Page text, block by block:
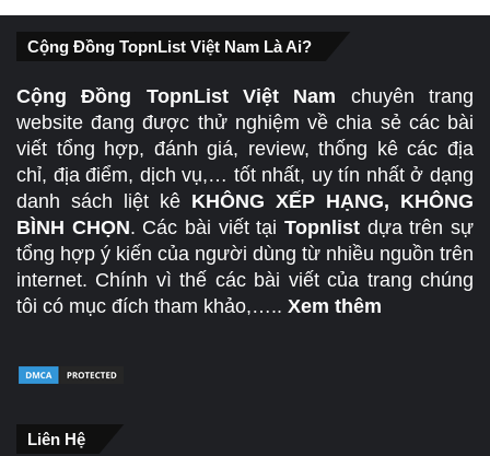
Cộng Đồng TopnList Việt Nam Là Ai?
Cộng Đồng TopnList Việt Nam chuyên trang
website đang được thử nghiệm về chia sẻ các bài
viết tổng hợp, đánh giá, review, thống kê các địa
chỉ, địa điểm, dịch vụ,… tốt nhất, uy tín nhất ở dạng
danh sách liệt kê KHÔNG XẾP HẠNG, KHÔNG
BÌNH CHỌN. Các bài viết tạiTopnlist dựa trên sự
tổng hợp ý kiến của người dùng từ nhiều nguồn trên
internet. Chính vì thế các bài viết của trang chúng
tôi có mục đích tham khảo,….. Xem thêm
Liên Hệ